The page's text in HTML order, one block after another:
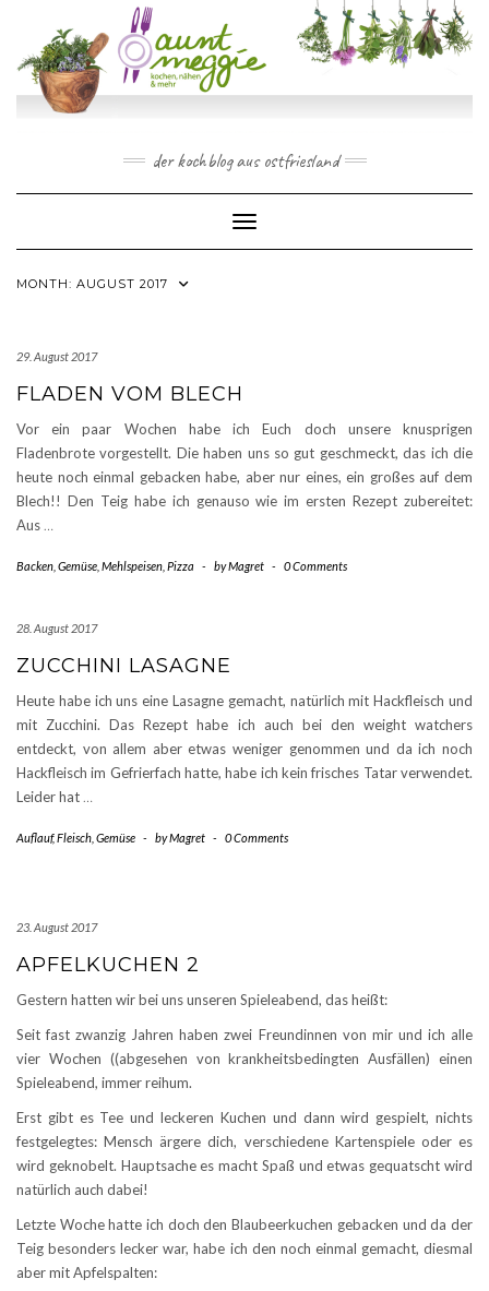
content
der kochblog aus ostfriesland
Toggle Navigation
MONTH: AUGUST 2017
29. August 2017
FLADEN VOM BLECH
Vor ein paar Wochen habe ich Euch doch unsere knusprigen
Fladenbrote vorgestellt. Die haben uns so gut geschmeckt, das ich die
heute noch einmal gebacken habe, aber nur eines, ein großes auf dem
Blech!! Den Teig habe ich genauso wie im ersten Rezept zubereitet:
Aus…
Backen Gemüse Mehlspeisen Pizza - byMagret - 0 Comments
28. August 2017
ZUCCHINI LASAGNE
Heute habe ich uns eine Lasagne gemacht, natürlich mit Hackfleisch und
mit Zucchini. Das Rezept habe ich auch bei den weight watchers
entdeckt, von allem aber etwas weniger genommen und da ich noch
Hackfleisch im Gefrierfach hatte, habe ich kein frisches Tatar verwendet.
Leider hat…
Auflauf,Fleisch Gemüse - byMagret - 0 Comments
23. August 2017
APFELKUCHEN 2
Gestern hatten wir bei uns unseren Spieleabend, das heißt:
Seit fast zwanzig Jahren haben zwei Freundinnen von mir und ich alle
vier Wochen ((abgesehen von krankheitsbedingten Ausfällen) einen
Spieleabend, immer reihum.
Erst gibt es Tee und leckeren Kuchen und dann wird gespielt, nichts
festgelegtes: Mensch ärgere dich, verschiedene Kartenspiele oder es
wird geknobelt. Hauptsache es macht Spaß und etwas gequatscht wird
natürlich auch dabei!
Letzte Woche hatte ich doch den Blaubeerkuchen gebacken und da der
Teig besonders lecker war, habe ich den noch einmal gemacht, diesmal
aber mit Apfelspalten: